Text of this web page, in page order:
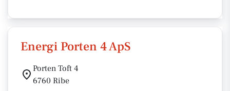
Energi Porten 4 ApS
Porten Toft 4
6760 Ribe